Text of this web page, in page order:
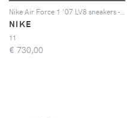
NIKE
11
€ 730,00